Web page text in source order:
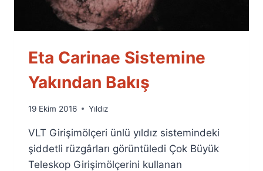
Eta Carinae Sistemine
Yakından Bakış
By
Fuat
Özyar
19 Ekim 2016 Yıldız
VLT Girişimölçeri ünlü yıldız sistemindeki
şiddetli rüzgârları görüntüledi Çok Büyük
Teleskop Girişimölçerini kullanan